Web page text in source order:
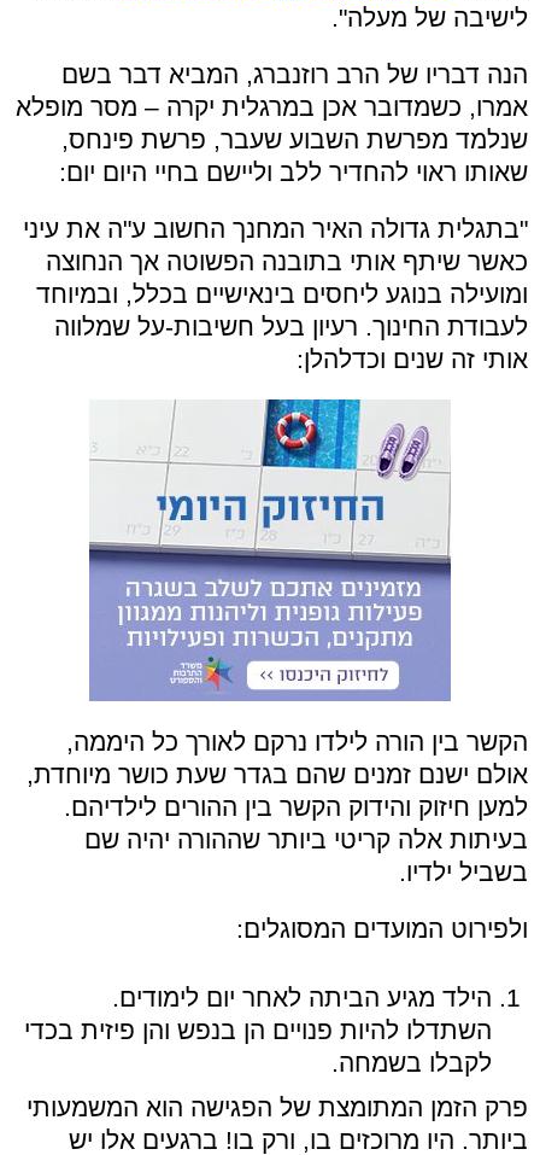
לישיבה של מעלה".
הנה דבריו של הרב רוזנברג, המביא דבר בשם
אמרו, כשמדובר אכן במרגלית יקרה – מסר מופלא
שנלמד מפרשת השבוע שעבר, פרשת פינחס,
שאותו ראוי להחדיר ללב וליישם בחיי היום יום:
"בתגלית גדולה האיר המחנך החשוב ע"ה את עיני
כאשר שיתף אותי בתובנה הפשוטה אך הנחוצה
ומועילה בנוגע ליחסים בינאישיים בכלל, ובמיוחד
לעבודת החינוך. רעיון בעל חשיבות-על שמלווה
אותי זה שנים וכדלהלן:
הקשר בין הורה לילדו נרקם לאורך כל היממה,
אולם ישנם זמנים שהם בגדר שעת כושר מיוחדת,
למען חיזוק והידוק הקשר בין ההורים לילדיהם.
בעיתות אלה קריטי ביותר שההורה יהיה שם
בשביל ילדיו.
ולפירוט המועדים המסוגלים:
הילד מגיע הביתה לאחר יום לימודים.
השתדלו להיות פנויים הן בנפש והן פיזית בכדי
לקבלו בשמחה.
פרק הזמן המתומצת של הפגישה הוא המשמעותי
ביותר. היו מרוכזים בו, ורק בו! ברגעים אלו יש